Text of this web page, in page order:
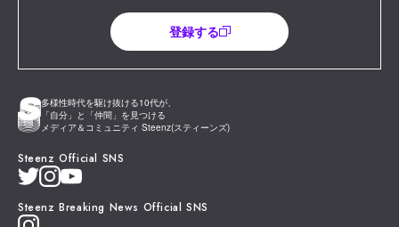
多様性時代を駆け抜ける10代が、
「自分」と「仲間」を見つける
メディア＆コミュニティ Steenz(スティーンズ)
Steenz Official SNS
Steenz Breaking News Official SNS
登録する